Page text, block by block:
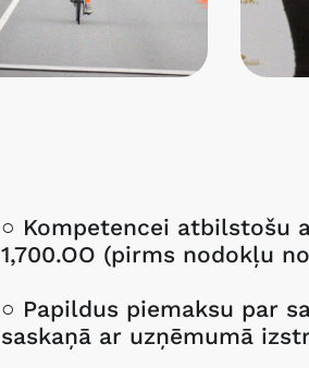
○ Kompetencei atbilstošu
1,700.OO (pirms nodokļu
○ Papildus piemaksu par
saskaņā ar uzņēmumā